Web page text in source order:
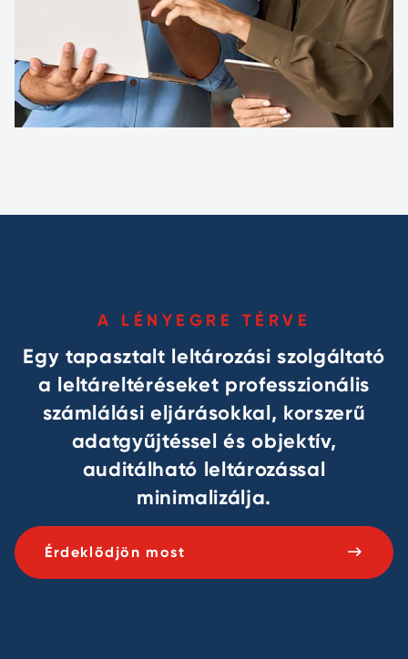
A LÉNYEGRE TÉRVE
Egy tapasztalt leltározási szolgáltató
a leltáreltéréseket professzionális
számlálási eljárásokkal, korszerű
adatgyűjtéssel és objektív,
auditálható leltározással
minimalizálja.
Érdeklődjön most